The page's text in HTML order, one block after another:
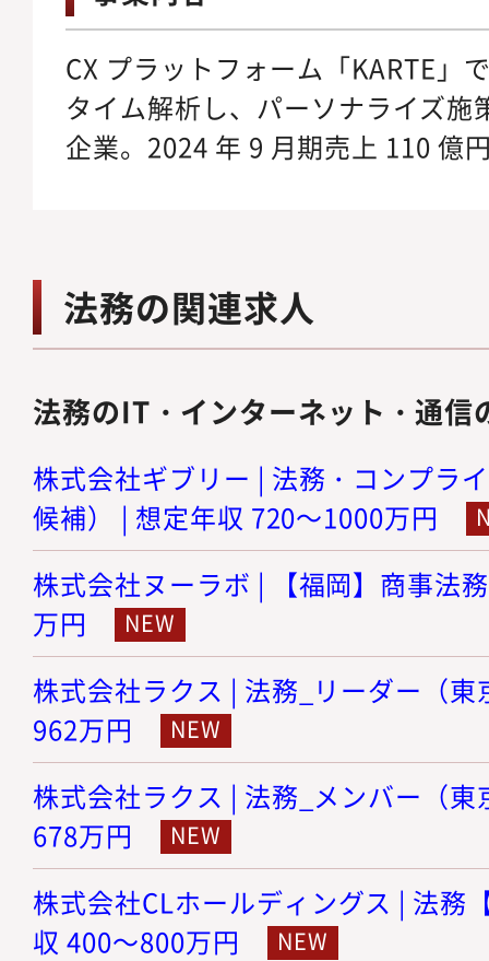
CX プラットフォーム「KARTE」
タイム解析し、パーソナライズ施
企業。2024 年 9 月期売上 110 億
法務の関連求人
法務のIT・インターネット・通信
株式会社ギブリー | 法務・コンプラ
候補） | 想定年収 720～1000万円
株式会社ヌーラボ | 【福岡】商事法
万円
株式会社ラクス | 法務_リーダー（
962万円
株式会社ラクス | 法務_メンバー（
678万円
株式会社CLホールディングス | 法務
収 400～800万円